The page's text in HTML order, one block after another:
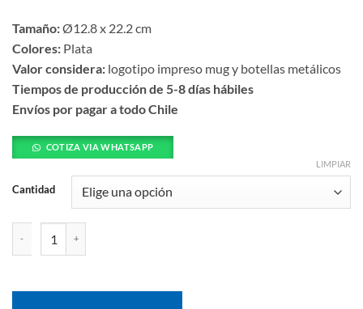
Tamaño:Ø12.8 x 22.2 cm
Colores: Plata
Valor considera: logotipo impreso mug y botellas metálicos
Tiempos de producción de 5-8 días hábiles
Envíos por pagar a todo Chile
COTIZA VIA WHATSAPP
Cantidad
LIMPIAR